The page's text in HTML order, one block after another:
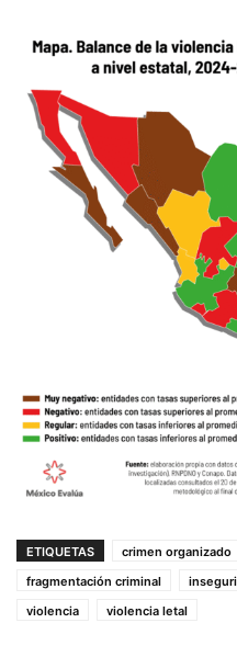
ETIQUETAS crimen organizado
fragmentación criminal
violencia
violencia letal